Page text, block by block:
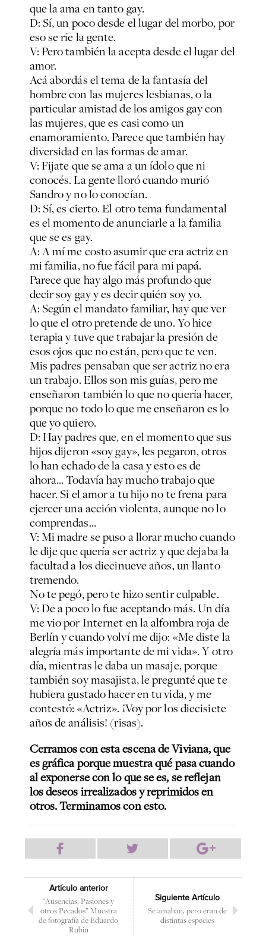
que la ama en tanto gay.
D: Sí, un poco desde el lugar del morbo, por
eso se ríe la gente.
V: Pero también la acepta desde el lugar del
amor.
Acá abordás el tema de la fantasía del
hombre con las mujeres lesbianas, o la
particular amistad de los amigos gay con
las mujeres, que es casi como un
enamoramiento. Parece que también hay
diversidad en las formas de amar.
V: Fijate que se ama a un ídolo que ni
conocés. La gente lloró cuando murió
Sandro y no lo conocían.
D: Sí, es cierto. El otro tema fundamental
es el momento de anunciarle a la familia
que se es gay.
A: A mí me costo asumir que era actriz en
mi familia, no fue fácil para mi papá.
Parece que hay algo más profundo que
decir soy gay y es decir quién soy yo.
A: Según el mandato familiar, hay que ver
lo que el otro pretende de uno. Yo hice
terapia y tuve que trabajar la presión de
esos ojos que no están, pero que te ven.
Mis padres pensaban que ser actriz no era
un trabajo. Ellos son mis guías, pero me
enseñaron también lo que no quería hacer,
porque no todo lo que me enseñaron es lo
que yo quiero.
D: Hay padres que, en el momento que sus
hijos dijeron «soy gay», les pegaron, otros
lo han echado de la casa y esto es de
ahora… Todavía hay mucho trabajo que
hacer. Si el amor a tu hijo no te frena para
ejercer una acción violenta, aunque no lo
comprendas…
V: Mi madre se puso a llorar mucho cuando
le dije que quería ser actriz y que dejaba la
facultad a los diecinueve años, un llanto
tremendo.
No te pegó, pero te hizo sentir culpable.
V: De a poco lo fue aceptando más. Un día
me vio por Internet en la alfombra roja de
Berlín y cuando volví me dijo: «Me diste la
alegría más importante de mi vida». Y otro
día, mientras le daba un masaje, porque
también soy masajista, le pregunté que te
hubiera gustado hacer en tu vida, y me
contestó: «Actriz». ¡Voy por los diecisiete
años de análisis! (risas).
Cerramos con esta escena de Viviana, que
es gráfica porque muestra qué pasa cuando
al exponerse con lo que se es, se reflejan
los deseos irrealizados y reprimidos en
otros. Terminamos con esto.
Artículo anterior
“Ausencias, Pasiones y
otros Pecados” Muestra
de fotografía de Eduardo
Rubin
Siguiente Artículo
Se amaban, pero eran de
distintas especies